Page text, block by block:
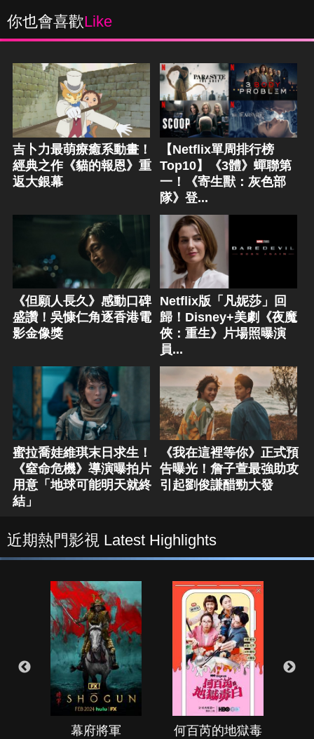
你也會喜歡Like
吉卜力最萌療癒系動畫！
經典之作《貓的報恩》重
返大銀幕
【Netflix單周排行榜
Top10】《3體》蟬聯第
一！《寄生獸：灰色部
隊》登...
《但願人長久》感動口碑
盛讚！吳慷仁角逐香港電
影金像獎
Netflix版「凡妮莎」回
歸！Disney+美劇《夜魔
俠：重生》片場照曝演
員...
蜜拉喬娃維琪末日求生！
《窒命危機》導演曝拍片
用意「地球可能明天就終
結」
《我在這裡等你》正式預
告曝光！詹子萱最強助攻
引起劉俊謙醋勁大發
近期熱門影視 Latest Highlights
幕府將軍
何百芮的地獄毒